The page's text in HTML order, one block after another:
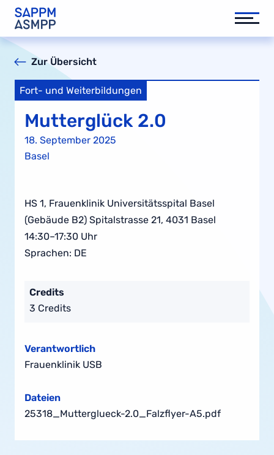
Zur Übersicht
Fort- und Weiterbildungen
Mutterglück 2.0
18. September 2025
Basel
HS 1, Frauenklinik Universitätsspital Basel
(Gebäude B2) Spitalstrasse 21, 4031 Basel
14:30–17:30 Uhr
Sprachen: DE
Credits
3 Credits
Verantwortlich
Frauenklinik USB
Dateien
25318_Mutterglueck-2.0_Falzflyer-A5.pdf